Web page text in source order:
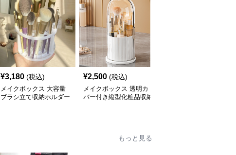
¥3,180 (税込)
メイクボックス 大容量
ブラシ立て収納ホルダー
¥2,500 (税込)
メイクボックス 透明カ
バー付き縦型化粧品収納
もっと見る